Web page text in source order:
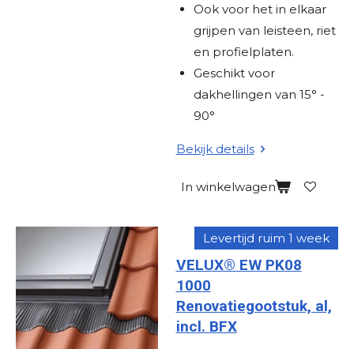
Ook voor het in elkaar
grijpen van leisteen, riet
en profielplaten.
Geschikt voor
dakhellingen van 15° -
90°
Bekijk details
In winkelwagen
Levertijd ruim 1 week
VELUX® EW PK08
1000
Renovatiegootstuk, al,
incl. BFX